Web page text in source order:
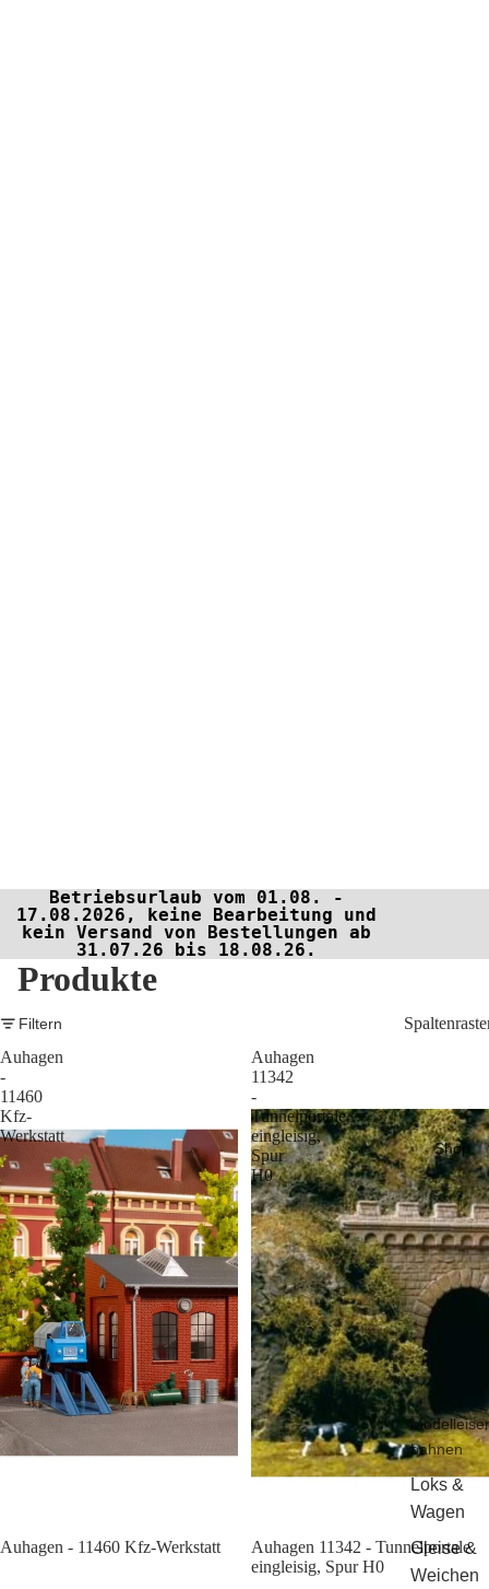
Shop
bahnen
Loks &
Wagen
Gleise &
Weichen
Betriebsurlaub vom 01.08. -
17.08.2026, keine Bearbeitung und
kein Versand von Bestellungen ab
31.07.26 bis 18.08.26.
Produkte
Filtern
Auhagen
-
11460
Kfz-
Werkstatt
Sale
Auhagen - 11460 Kfz-Werkstatt
Auhagen
11342
-
Tunnelportale
eingleisig,
Spur
H0
Auhagen 11342 - Tunnelportale
eingleisig, Spur H0